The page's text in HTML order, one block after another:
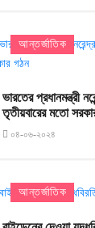
আন্তর্জাতিক
ভারতের প্রধানমন্ত্রী
তৃতীয়বারের মতো
০৪-০৬-২০২৪
আন্তর্জাতিক